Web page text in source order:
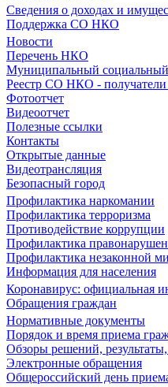
Сведения о доходах и
Поддержка СО НКО
Новости
Перечень НКО
Муниципальный социальный
Реестр СО НКО -
Фотоотчет
Видеоотчет
Полезные ссылки
Контакты
Открытые данные
Видеотрансляция
Безопасный город
Профилактика наркомании
Профилактика терроризма
Противодействие коррупции
Профилактика
Профилактика незаконной
Информация для населения
Коронавирус: официальная
Обращения граждан
Нормативные документы
Порядок и время приема
Обзоры решений,
Электронные обращения
Общероссийский день